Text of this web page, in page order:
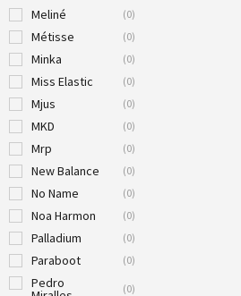
Meliné (0)
Métisse (0)
Minka (0)
Miss Elastic (0)
Mjus (0)
MKD (0)
Mrp (0)
New Balance (0)
No Name (0)
Noa Harmon (0)
Palladium (0)
Paraboot (0)
Pedro (0)